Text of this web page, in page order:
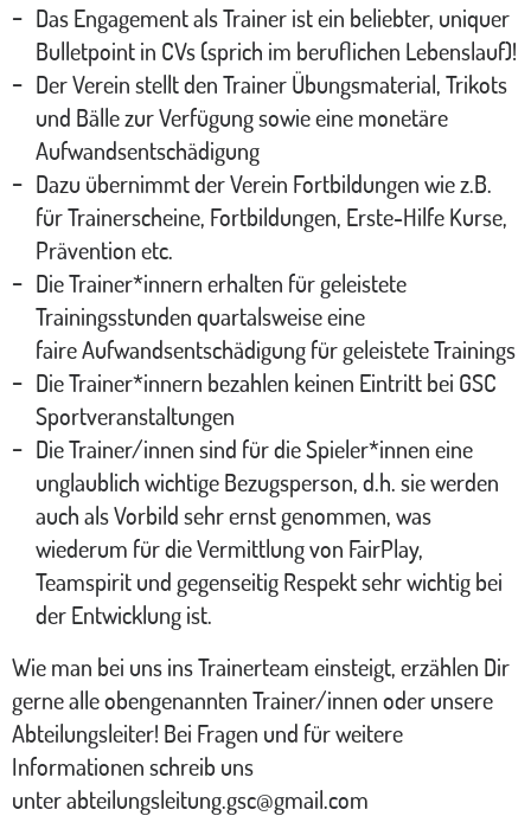
Das Engagement als Trainer ist ein beliebter, uniquer
Bulletpoint in CVs (sprich im beruflichen Lebenslauf)!
Der Verein stellt den Trainer Übungsmaterial, Trikots
und Bälle zur Verfügung sowie eine monetäre
Aufwandsentschädigung
Dazu übernimmt der Verein Fortbildungen wie z.B.
für Trainerscheine, Fortbildungen, Erste-Hilfe Kurse,
Prävention etc.
Die Trainer*innern erhalten für geleistete
Trainingsstunden quartalsweise eine
faire Aufwandsentschädigung für geleistete Trainings
Die Trainer*innern bezahlen keinen Eintritt bei GSC
Sportveranstaltungen
Die Trainer/innen sind für die Spieler*innen eine
unglaublich wichtige Bezugsperson, d.h. sie werden
auch als Vorbild sehr ernst genommen, was
wiederum für die Vermittlung von FairPlay,
Teamspirit und gegenseitig Respekt sehr wichtig bei
der Entwicklung ist.
Wie man bei uns ins Trainerteam einsteigt, erzählen Dir
gerne alle obengenannten Trainer/innen oder unsere
Abteilungsleiter! Bei Fragen und für weitere
Informationen schreib uns
unter abteilungsleitung.gsc@gmail.com